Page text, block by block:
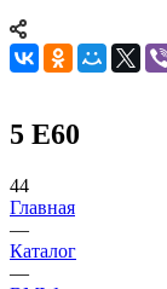
5 E60
44
Главная
—
Каталог
—